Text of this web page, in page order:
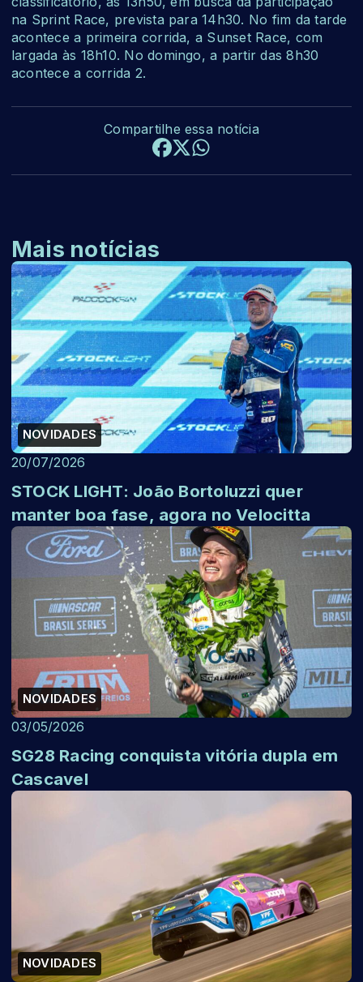
na Sprint Race, prevista para 14h30. No fim da tarde
acontece a primeira corrida, a Sunset Race, com
largada às 18h10. No domingo, a partir das 8h30
acontece a corrida 2.
Compartilhe essa notícia
Mais notícias
NOVIDADES
20/07/2026
STOCK LIGHT: João Bortoluzzi quer
manter boa fase, agora no Velocitta
NOVIDADES
03/05/2026
SG28 Racing conquista vitória dupla em
Cascavel
NOVIDADES